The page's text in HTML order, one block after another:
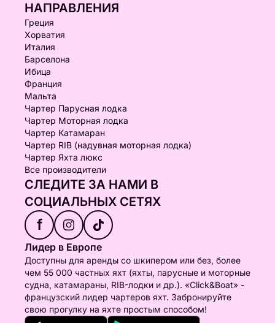
НАПРАВЛЕНИЯ
Греция
Хорватия
Италия
Барселона
Ибица
Франция
Мальта
Чартер Парусная лодка
Чартер Моторная лодка
Чартер Катамаран
Чартер RIB (надувная моторная лодка)
Чартер Яхта люкс
Все производители
СЛЕДИТЕ ЗА НАМИ В
СОЦИАЛЬНЫХ СЕТЯХ
f
Лидер в Европе
Доступны для аренды со шкипером или без, более
чем 55 000 частных яхт (яхты, парусные и моторные
судна, катамараны, RIB-лодки и др.). «Click&Boat» -
французский лидер чартеров яхт. Забронируйте
свою прогулку на яхте простым способом!